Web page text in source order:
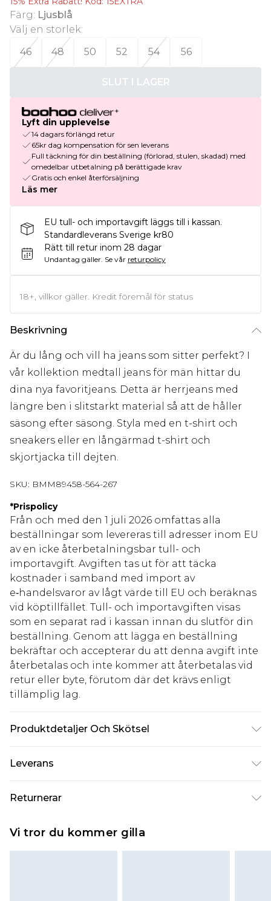
Färg: Ljusblå
Välj en storlek:
46
48 50 52 54 56
SLUT I LAGER
Lyft din upplevelse
14 dagars förlängd retur
65kr dag kompensation för sen leverans
Full täckning för din beställning (förlorad, stulen, skadad) med
omedelbar utbetalning på berättigade krav
Gratis och enkel återförsäljning
Läs mer
EU tull- och importavgift läggs till i kassan.
Standardleverans Sverige kr80
Rätt till retur inom 28 dagar
Undantag gäller. Se vår returpolicy
18+, villkor gäller. Kredit föremål för status
Beskrivning
Är du lång och vill ha jeans som sitter perfekt? I
vår kollektion medtall jeans för män hittar du
dina nya favoritjeans. Detta är herrjeans med
längre ben i slitstarkt material så att de håller
säsong efter säsong. Styla med en t-shirt och
sneakers eller en långärmad t-shirt och
skjortjacka till dejten.
SKU: BMM89458-564-267
*Prispolicy
Från och med den 1 juli 2026 omfattas alla
beställningar som levereras till adresser inom EU
av en icke återbetalningsbar tull- och
importavgift. Avgiften tas ut för att täcka
kostnader i samband med import av
e‑handelsvaror av lågt värde till EU och beräknas
vid köptillfället. Tull- och importavgiften visas
som en separat rad i kassan innan du slutför din
beställning. Genom att lägga en beställning
bekräftar och accepterar du att denna avgift inte
återbetalas och inte kommer att återbetalas vid
retur eller byte, förutom där det krävs enligt
tillämplig lag.
Produktdetaljer Och Skötsel
Leverans
Standardleverans Sverige
kr80
Expressleverans Sverige
Returnerar
på dig att skicka tillbaka något från den dag du
Vi tror du kommer gilla